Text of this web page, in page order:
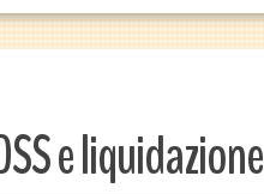
e liquidazione